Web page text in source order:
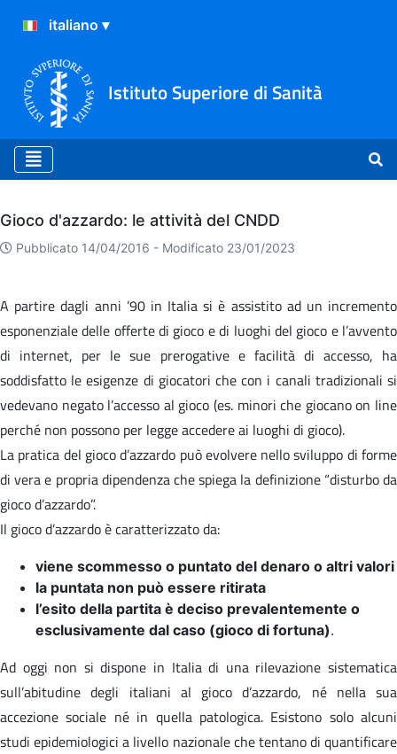
Istituto Superiore di Sanità
Archivio
Gioco d'azzardo: le attività del CNDD
Pubblicato 14/04/2016 - Modificato 23/01/2023
A partire dagli anni ’90 in Italia si è assistito ad un incremento
esponenziale delle offerte di gioco e di luoghi del gioco e l’avvento
di internet, per le sue prerogative e facilità di accesso, ha
soddisfatto le esigenze di giocatori che con i canali tradizionali si
vedevano negato l’accesso al gioco (es. minori che giocano on line
perché non possono per legge accedere ai luoghi di gioco).
La pratica del gioco d’azzardo può evolvere nello sviluppo di forme
di vera e propria dipendenza che spiega la definizione “disturbo da
gioco d’azzardo”.
Il gioco d’azzardo è caratterizzato da:
viene scommesso o puntato del denaro o altri valori
la puntata non può essere ritirata
l’esito della partita è deciso prevalentemente o
esclusivamente dal caso (gioco di fortuna).
Ad oggi non si dispone in Italia di una rilevazione sistematica
sull’abitudine degli italiani al gioco d’azzardo, né nella sua
accezione sociale né in quella patologica. Esistono solo alcuni
studi epidemiologici a livello nazionale che tentano di quantificare